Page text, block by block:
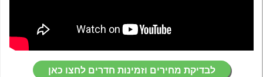
לבדיקת מחירים וזמינות חדרים לחצו כאן